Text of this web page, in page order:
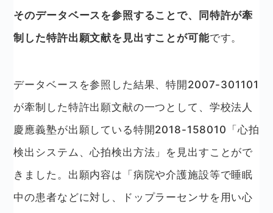
そのデータベースを参照することで、同特許が牽
制した特許出願文献を見出すことが可能です。
データベースを参照した結果、特開2007-301101
が牽制した特許出願文献の一つとして、学校法人
慶應義塾が出願している特開2018-158010「心拍
検出システム、心拍検出方法」を見出すことがで
きました。出願内容は「病院や介護施設等で睡眠
中の患者などに対し、ドップラーセンサを用い心